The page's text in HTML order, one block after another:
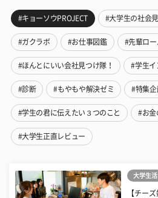
#キョーソウPROJECT #大学生の社会
#ガクラボ #お仕事図鑑 #先輩ロ
#ほんとにいい会社見つけ隊！ #学生イ
#診断 #もやもや解決ゼミ #特集企
#学生の君に伝えたい３つのこと #お金
#大学生正直レビュー
大学生活
【チー